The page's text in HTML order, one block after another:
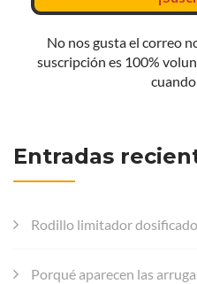
No nos gusta el correo
suscripción es 100%
cuando
Entradas
Rodillo limitador
Porqué aparecen las